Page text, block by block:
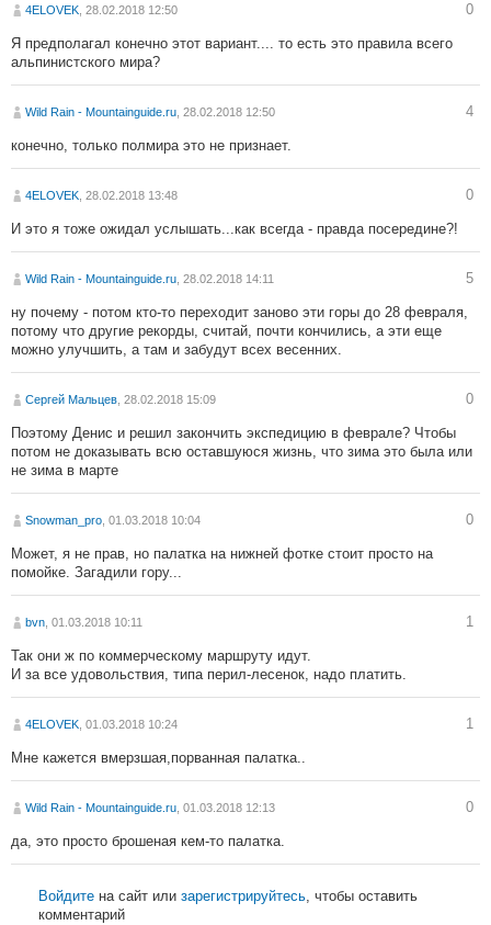
4ELOVEK, 28.02.2018 12:50 0
Я предполагал конечно этот вариант.... то есть это правила всего
альпинистского мира?
Wild Rain - Mountainguide.ru, 28.02.2018 12:50 4
конечно, только полмира это не признает.
4ELOVEK, 28.02.2018 13:48 0
И это я тоже ожидал услышать...как всегда - правда посередине?!
Wild Rain - Mountainguide.ru, 28.02.2018 14:11 5
ну почему - потом кто-то переходит заново эти горы до 28 февраля,
потому что другие рекорды, считай, почти кончились, а эти еще
можно улучшить, а там и забудут всех весенних.
Сергей Мальцев, 28.02.2018 15:09 0
Поэтому Денис и решил закончить экспедицию в феврале? Чтобы
потом не доказывать всю оставшуюся жизнь, что зима это была или
не зима в марте
Snowman_pro, 01.03.2018 10:04 0
Может, я не прав, но палатка на нижней фотке стоит просто на
помойке. Загадили гору...
bvn, 01.03.2018 10:11 1
Так они ж по коммерческому маршруту идут.
И за все удовольствия, типа перил-лесенок, надо платить.
4ELOVEK, 01.03.2018 10:24 1
Мне кажется вмерзшая,порванная палатка..
Wild Rain - Mountainguide.ru, 01.03.2018 12:13 0
да, это просто брошеная кем-то палатка.
Войдите на сайт или зарегистрируйтесь, чтобы оставить
комментарий